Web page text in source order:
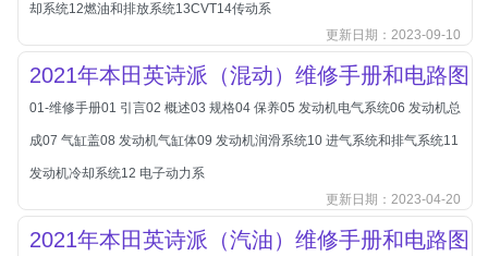
本田
本田-东风本田
本田-广州本田
本田-海外本田
标致
标致
却系统12燃油和排放系统13CVT14传动系
更新日期：2023-09-10
2021年本田英诗派（混动）维修手册和电路图
01-维修手册01 引言02 概述03 规格04 保养05 发动机电气系统06 发动机总
成07 气缸盖08 发动机气缸体09 发动机润滑系统10 进气系统和排气系统11
发动机冷却系统12 电子动力系
更新日期：2023-04-20
2021年本田英诗派（汽油）维修手册和电路图